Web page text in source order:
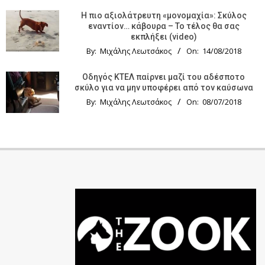
Η πιο αξιολάτρευτη «μονομαχία»: Σκύλος
εναντίον… κάβουρα – Το τέλος θα σας
εκπλήξει (video)
By: Μιχάλης Λεωτσάκος On: 14/08/2018
Οδηγός KTΕΛ παίρνει μαζί του αδέσποτο
σκύλο για να μην υποφέρει από τον καύσωνα
By: Μιχάλης Λεωτσάκος On: 08/07/2018